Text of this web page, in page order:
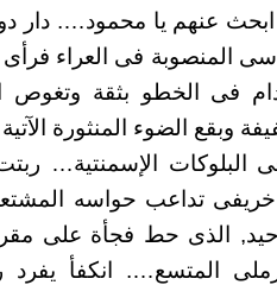
ابحث عنهم يا محمود…. دار
المنصوبة فى العراء
فى الخطو بثقة وتغوص
وبقع الضوء المنثورة
البلوكات
تداعب حواسه
الذى حط فجأة على
المتسع…. انكفأ يفرد